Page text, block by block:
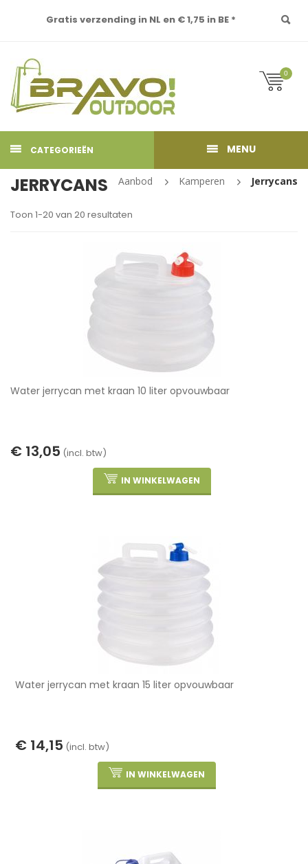
Gratis verzending in NL en € 1,75 in BE *
0
CATEGORIEËN MENU
JERRYCANS Aanbod Kamperen Jerrycans
Toon 1-20 van 20 resultaten
Water jerrycan met kraan 10 liter opvouwbaar
€ 13,05 (incl. btw)
IN WINKELWAGEN
Water jerrycan met kraan 15 liter opvouwbaar
€ 14,15 (incl. btw)
IN WINKELWAGEN